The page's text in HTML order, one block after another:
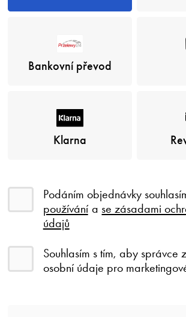
Bankovní převod
Klarna
Podáním objednávky
používánía se zásadami
údajů
Souhlasím s tím, aby správce
osobní údaje pro